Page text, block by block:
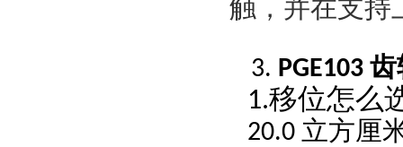
触，并在支持
3. PGE103 齿
1.移位怎么
20.0 立方厘